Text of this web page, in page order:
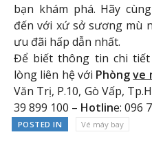
bạn khám phá. Hãy
đến với xứ sở sương mù
ưu đãi hấp dẫn nhất.
Để biết thông tin chi tiết
lòng liên hệ với Phòngve
Văn Trị, P.10, Gò Vấp,
39 899 100 – Hotline: 096
POSTED IN Vé máy bay